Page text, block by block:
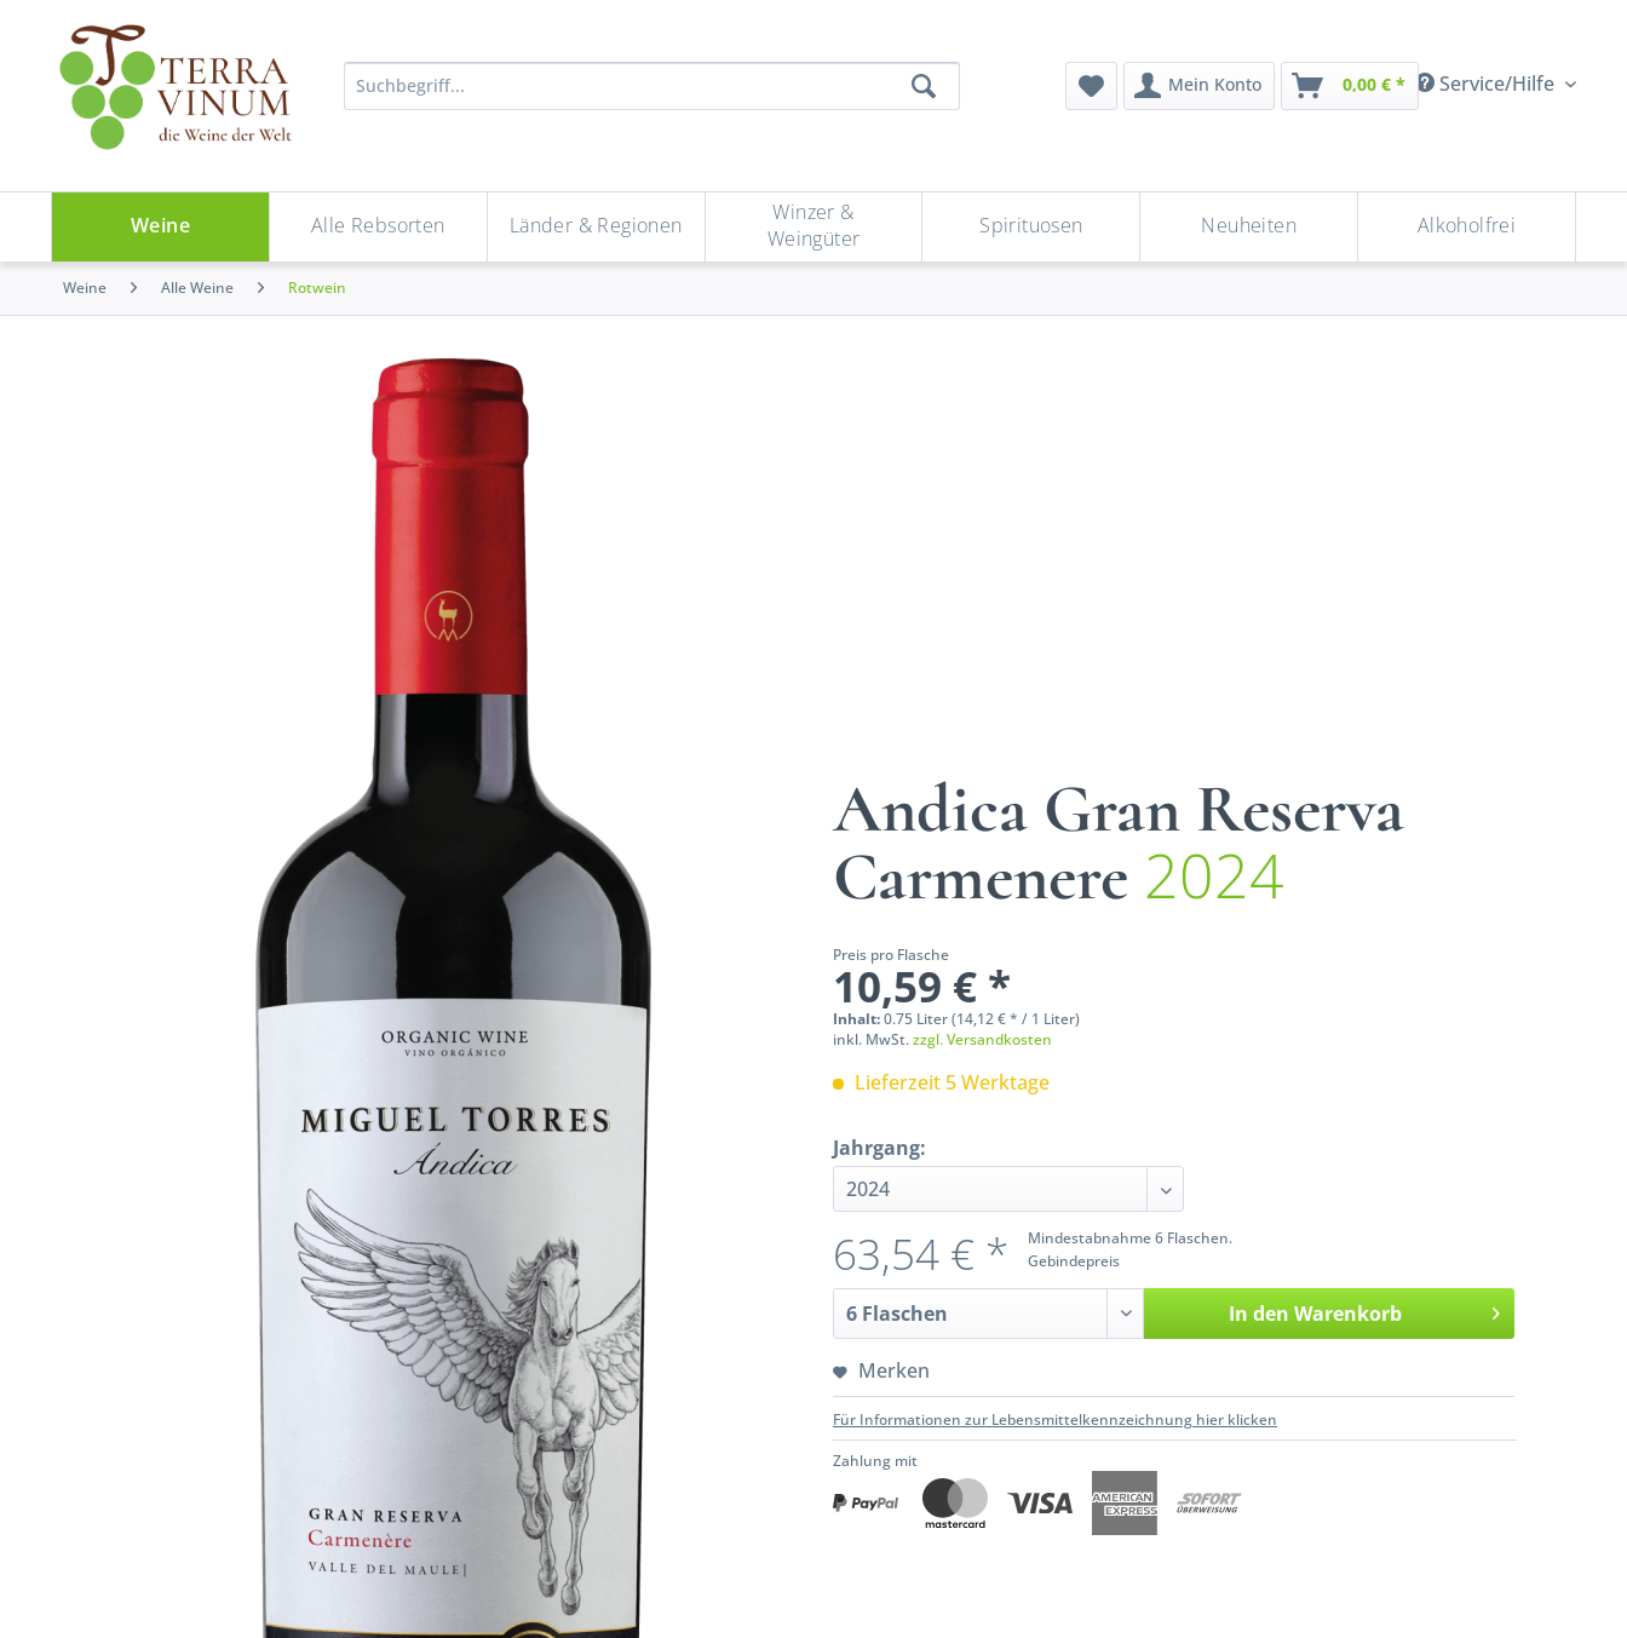
Service/Hilfe
Mein Konto 0,00 € *
Weine Alle Rebsorten Länder & Regionen
Winzer &
Weingüter
Spirituosen Neuheiten Alkoholfrei
Weine Alle Weine Rotwein
Andica Gran Reserva
Carmenere 2024
Preis pro Flasche
10,59 € *
Inhalt:0.75 Liter (14,12 € * / 1 Liter)
inkl. MwSt.zzgl. Versandkosten
Lieferzeit 5 Werktage
Jahrgang:
Mindestabnahme 6 Flaschen.
Gebindepreis
63,54 € *
In den Warenkorb
Merken
Für Informationen zur Lebensmittelkennzeichnung hier klicken
Zahlung mit